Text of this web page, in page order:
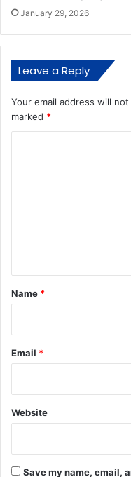
January 29, 2026
Leave a Reply
Your email address will
marked *
*
Name *
Email *
Website
Save my name, email,